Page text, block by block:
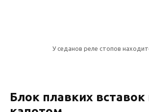
У седанов реле стопов
Блок плавких